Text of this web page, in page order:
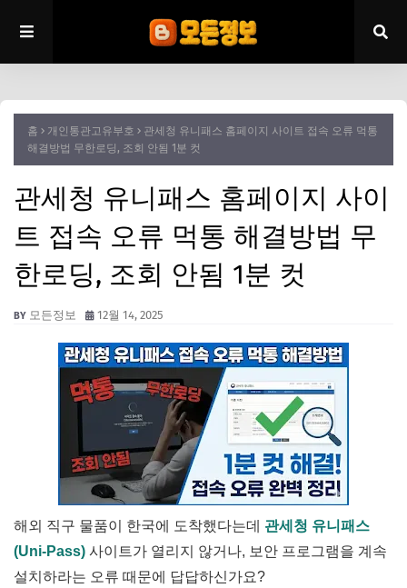
홈 개인통관고유부호
관세청 유니패스 홈페이지 사이트 접속 오류 먹통
해결방법 무한로딩, 조회 안됨 1분 컷
관세청 유니패스 홈페이지 사이
트 접속 오류 먹통 해결방법 무
한로딩, 조회 안됨 1분 컷
모든정보 12월 14, 2025
해외 직구 물품이 한국에 도착했다는데 관세청 유니패스
(Uni-Pass) 사이트가 열리지 않거나, 보안 프로그램을 계속
설치하라는 오류 때문에 답답하신가요?